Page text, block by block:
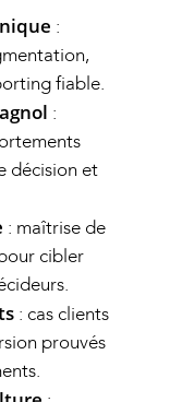
:
fiable.
:
décision et
: maîtrise de
cibler
: cas clients
prouvés